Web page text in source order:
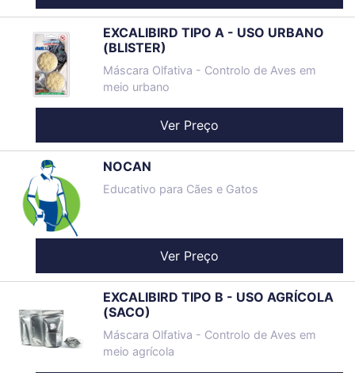
EXCALIBIRD TIPO A - USO URBANO
(BLISTER)
Máscara Olfativa - Controlo de Aves em
meio urbano
Ver Preço
NOCAN
Educativo para Cães e Gatos
Ver Preço
EXCALIBIRD TIPO B - USO AGRÍCOLA
(SACO)
Máscara Olfativa - Controlo de Aves em
meio agrícola